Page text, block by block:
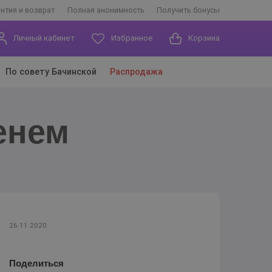
и возврат Полная анонимность Получить бонусы
Личный кабинет Избранное Корзина
По совету Бачинской Распродажа
26.11.2020
Поделиться